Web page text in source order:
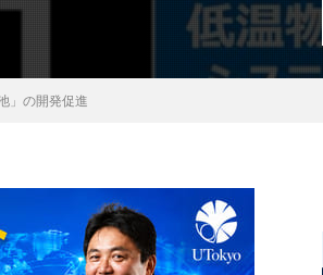
」の開発促進